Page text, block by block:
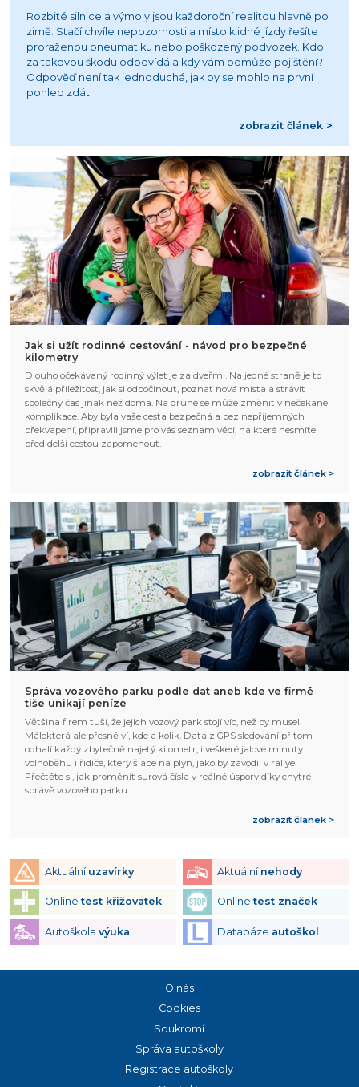
Rozbité silnice a výmoly jsou každoroční realitou hlavně po
zimě. Stačí chvíle nepozornosti a místo klidné jízdy řešíte
proraženou pneumatiku nebo poškozený podvozek. Kdo
za takovou škodu odpovídá a kdy vám pomůže pojištění?
Odpověď není tak jednoduchá, jak by se mohlo na první
pohled zdát.
zobrazit článek >
Jak si užít rodinné cestování - návod pro bezpečné
kilometry
Dlouho očekávaný rodinný výlet je za dveřmi. Na jedné straně je to
skvělá příležitost, jak si odpočinout, poznat nová místa a strávit
společný čas jinak než doma. Na druhé se může změnit v nečekané
komplikace. Aby byla vaše cesta bezpečná a bez nepříjemných
překvapení, připravili jsme pro vás seznam věcí, na které nesmíte
před delší cestou zapomenout.
zobrazit článek >
Správa vozového parku podle dat aneb kde ve firmě
tiše unikají peníze
Většina firem tuší, že jejich vozový park stojí víc, než by musel.
Málokterá ale přesně ví, kde a kolik. Data z GPS sledování přitom
odhalí každý zbytečně najetý kilometr, i veškeré jalové minuty
volnoběhu i řidiče, který šlape na plyn, jako by závodil v rallye.
Přečtěte si, jak proměnit surová čísla v reálné úspory díky chytré
správě vozového parku.
zobrazit článek >
Aktuální uzavírky Aktuální nehody
Onlinetest křižovatek Onlinetest značek
Autoškola výuka Databáze autoškol
O nás
Cookies
Soukromí
Správa autoškoly
Registrace autoškoly